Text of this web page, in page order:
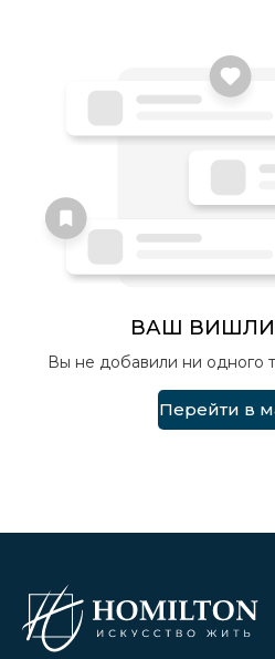
ВАШ
Вы не добавили ни одного
Перейти в